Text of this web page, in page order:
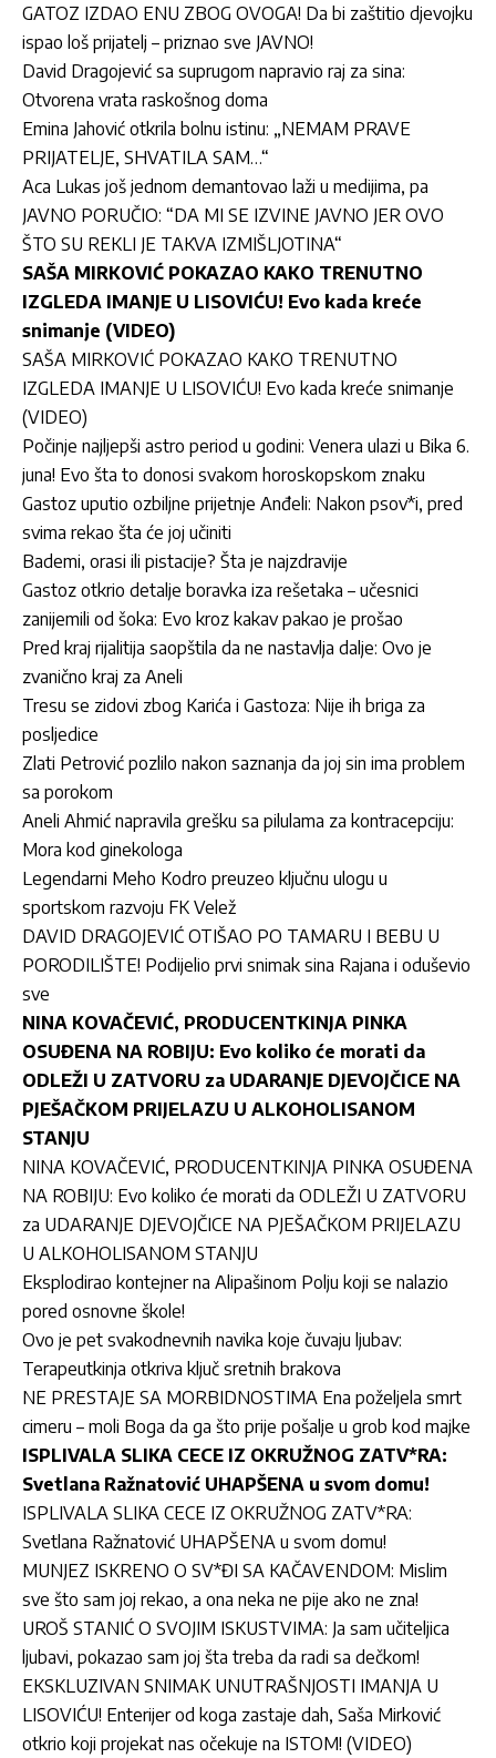
GATOZ IZDAO ENU ZBOG OVOGA! Da bi zaštitio djevojku
ispao loš prijatelj – priznao sve JAVNO!
David Dragojević sa suprugom napravio raj za sina:
Otvorena vrata raskošnog doma
Emina Jahović otkrila bolnu istinu: „NEMAM PRAVE
PRIJATELJE, SHVATILA SAM…“
Aca Lukas još jednom demantovao laži u medijima, pa
JAVNO PORUČIO: “DA MI SE IZVINE JAVNO JER OVO
ŠTO SU REKLI JE TAKVA IZMIŠLJOTINA“
SAŠA MIRKOVIĆ POKAZAO KAKO TRENUTNO
IZGLEDA IMANJE U LISOVIĆU! Evo kada kreće
snimanje (VIDEO)
SAŠA MIRKOVIĆ POKAZAO KAKO TRENUTNO
IZGLEDA IMANJE U LISOVIĆU! Evo kada kreće snimanje
(VIDEO)
Počinje najljepši astro period u godini: Venera ulazi u Bika 6.
juna! Evo šta to donosi svakom horoskopskom znaku
Gastoz uputio ozbiljne prijetnje Anđeli: Nakon psov*i, pred
svima rekao šta će joj učiniti
Bademi, orasi ili pistacije? Šta je najzdravije
Gastoz otkrio detalje boravka iza rešetaka – učesnici
zanijemili od šoka: Evo kroz kakav pakao je prošao
Pred kraj rijalitija saopštila da ne nastavlja dalje: Ovo je
zvanično kraj za Aneli
Tresu se zidovi zbog Karića i Gastoza: Nije ih briga za
posljedice
Zlati Petrović pozlilo nakon saznanja da joj sin ima problem
sa porokom
Aneli Ahmić napravila grešku sa pilulama za kontracepciju:
Mora kod ginekologa
Legendarni Meho Kodro preuzeo ključnu ulogu u
sportskom razvoju FK Velež
DAVID DRAGOJEVIĆ OTIŠAO PO TAMARU I BEBU U
PORODILIŠTE! Podijelio prvi snimak sina Rajana i oduševio
sve
NINA KOVAČEVIĆ, PRODUCENTKINJA PINKA
OSUĐENA NA ROBIJU: Evo koliko će morati da
ODLEŽI U ZATVORU za UDARANJE DJEVOJČICE NA
PJEŠAČKOM PRIJELAZU U ALKOHOLISANOM
STANJU
NINA KOVAČEVIĆ, PRODUCENTKINJA PINKA OSUĐENA
NA ROBIJU: Evo koliko će morati da ODLEŽI U ZATVORU
za UDARANJE DJEVOJČICE NA PJEŠAČKOM PRIJELAZU
U ALKOHOLISANOM STANJU
Eksplodirao kontejner na Alipašinom Polju koji se nalazio
pored osnovne škole!
Ovo je pet svakodnevnih navika koje čuvaju ljubav:
Terapeutkinja otkriva ključ sretnih brakova
NE PRESTAJE SA MORBIDNOSTIMA Ena poželjela smrt
cimeru – moli Boga da ga što prije pošalje u grob kod majke
ISPLIVALA SLIKA CECE IZ OKRUŽNOG ZATV*RA:
Svetlana Ražnatović UHAPŠENA u svom domu!
ISPLIVALA SLIKA CECE IZ OKRUŽNOG ZATV*RA:
Svetlana Ražnatović UHAPŠENA u svom domu!
MUNJEZ ISKRENO O SV*ĐI SA KAČAVENDOM: Mislim
sve što sam joj rekao, a ona neka ne pije ako ne zna!
UROŠ STANIĆ O SVOJIM ISKUSTVIMA: Ja sam učiteljica
ljubavi, pokazao sam joj šta treba da radi sa dečkom!
EKSKLUZIVAN SNIMAK UNUTRAŠNJOSTI IMANJA U
LISOVIĆU! Enterijer od koga zastaje dah, Saša Mirković
otkrio koji projekat nas očekuje na ISTOM! (VIDEO)